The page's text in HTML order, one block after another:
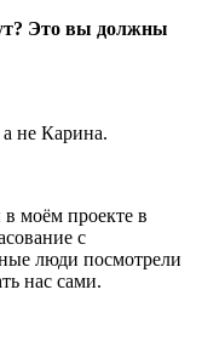
Это вы должны
а не Карина.
моём проекте в
с
люди посмотрели
нас сами.